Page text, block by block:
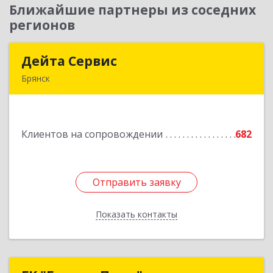
Ближайшие партнеры из соседних
регионов
Дейта Сервис
Брянск
Клиентов на сопровождении 682
Отправить заявку
Показать контакты
Подробнее
Отправить заявку
Назад